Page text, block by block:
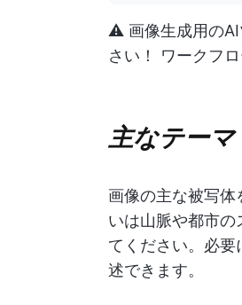
⚠️ 画像生成用のAI
さい！ ワークフ
主なテーマ
画像の主な被写
いは山脈や都市の
てください。必
述できます。